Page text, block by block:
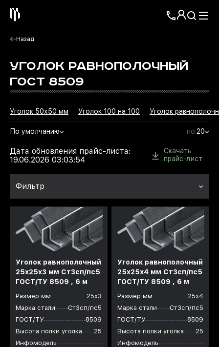
Назад
УГОЛОК РАВНОПОЛОЧНЫЙ
ГОСТ 8509
Уголок 50х50 мм Уголок 100 на 100 Уголок
По умолчанию по:20
Дата обновления прайс-листа:
19.06.2026 03:03:54
Скачать
прайс-лист
Фильтр
Уголок равнополочный
25x25x3 мм Ст3сп/пс5
ГОСТ/ТУ 8509 , 6 м
Размер мм
25х3
Марка стали
Ст3сп/пс5
ГОСТ/ТУ
8509
Высота полки уголка
25
Инфомодель
Уголок равнополочный
25x25x4 мм Ст3сп/пс5
ГОСТ/ТУ 8509 , 6 м
Размер мм
25х4
Марка стали
Ст3сп/пс5
ГОСТ/ТУ
8509
Высота полки уголка
25
Инфомодель